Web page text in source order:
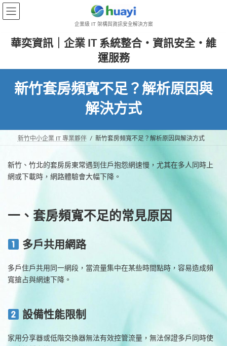
Skip
the
Skip
the
企業級 IT 架構與資訊安全解決方案
華奕資訊｜企業 IT 系統整合・資訊安全・維
運服務
新竹套房頻寬不足？解析原因與
解決方式
新竹中小企業 IT 專業夥伴 新竹套房頻寬不足？解析原因與解決方式
新竹、竹北的套房房東常遇到住戶抱怨網速慢，尤其在多人同時上
網或下載時，網路體驗會大幅下降。
一、套房頻寬不足的常見原因
多戶共用網路
多戶住戶共用同一網段，當流量集中在某些時間點時，容易造成頻
寬搶占與網速下降。
設備性能限制
家用分享器或低階交換器無法有效控管流量，無法保證多戶同時使